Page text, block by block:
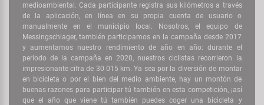
medioambiental. Cada participante registra sus kilómetros a través
de la aplicación, en línea en su propia cuenta de usuario o
manualmente en el municipio local. Nosotros, el equipo de
Messingschlager, también participamos en la campaña desde 2017
y aumentamos nuestro rendimiento de año en año: durante el
periodo de la campaña en 2020, nuestros ciclistas recorrieron la
impresionante cifra de 30 015 km. Ya sea por la diversión de montar
en bicicleta o por el bien del medio ambiente, hay un montón de
buenas razones para participar tú también en esta competición, ¡así
que el año que viene tú también puedes coger una bicicleta y